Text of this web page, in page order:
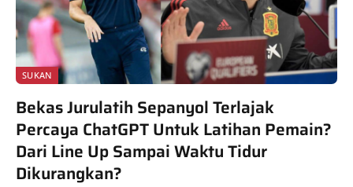
SUKAN
Bekas Jurulatih Sepanyol Terlajak
Percaya ChatGPT Untuk Latihan Pemain?
Dari Line Up Sampai Waktu Tidur
Dikurangkan?